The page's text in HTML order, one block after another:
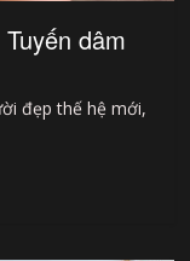
dâm
đẹp thế hệ mới,